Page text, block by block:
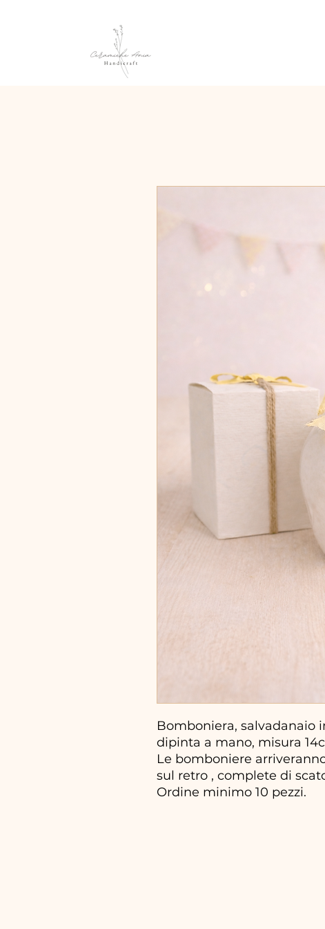
Bomboniera, salvadanaio
dipinta a mano, misura
Le bomboniere
sul retro , complete di
Ordine minimo 10 pezzi.